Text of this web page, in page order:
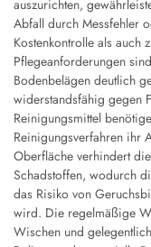
auszurichten,
Abfall durch Messfehler
Kostenkontrolle als auch
Pflegeanforderungen
Bodenbelägen deutlich
widerstandsfähig gegen
Reinigungsmittel
Reinigungsverfahren ihr
Oberfläche verhindert
Schadstoffen, wodurch
das Risiko von
wird. Die regelmäßige
Wischen und